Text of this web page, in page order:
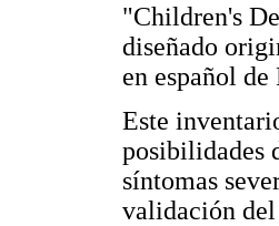
"Children's
diseñado
en español
Este
posibilidades
síntomas
validación